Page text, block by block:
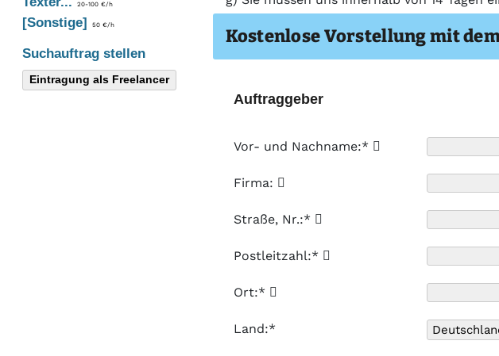
20-100 €/h
[Sonstige] 50 €/h
Suchauftrag stellen
Eintragung als Freelancer
Kostenlose Vorstellung mit
Auftraggeber
Vor- und Nachname:*
Firma:
Straße, Nr.:*
Postleitzahl:*
Ort:*
Land:*